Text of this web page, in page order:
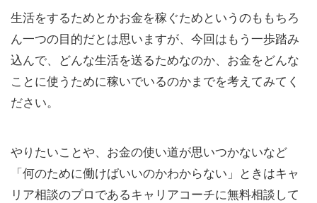
生活をするためとかお金を稼ぐためというのももちろ
ん一つの目的だとは思いますが、今回はもう一歩踏み
込んで、どんな生活を送るためなのか、お金をどんな
ことに使うために稼いでいるのかまでを考えてみてく
ださい。
やりたいことや、お金の使い道が思いつかないなど
「何のために働けばいいのかわからない」ときはキャ
リア相談のプロであるキャリアコーチに無料相談して